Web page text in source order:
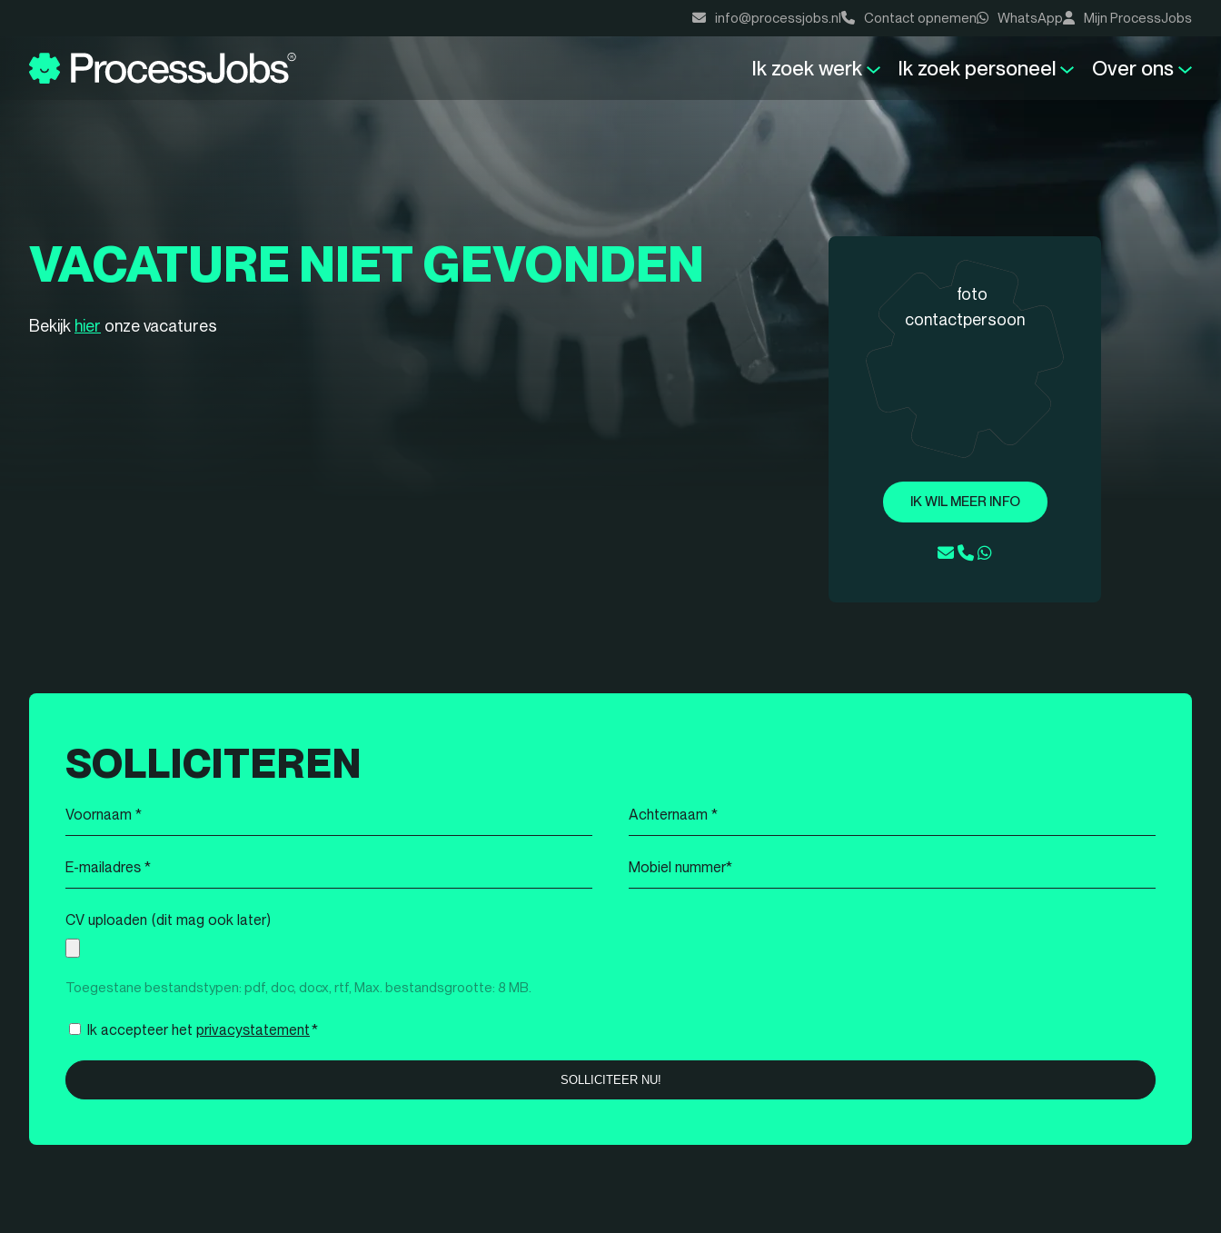
info@processjobs.nl Contact opnemen WhatsApp Mijn ProcessJobs
Ik zoek werk Ik zoek personeel Over ons
VACATURE NIET GEVONDEN
Bekijk hier onze vacatures
IK WIL MEER INFO
SOLLICITEREN
Voornaam
*
Achternaam
*
E-
mailadres
*
Mobiel
nummer
CV uploaden (dit mag ook later)
Toegestane bestandstypen: pdf, doc, docx, rtf, Max. bestandsgrootte: 8 MB.
Instemming
Ik accepteer het privacystatement*